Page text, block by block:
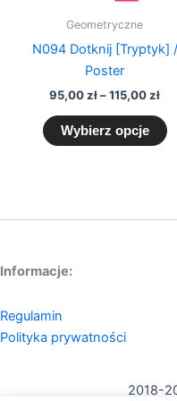
Geometryczne
N094 Dotknij [Tryptyk] /
Poster
95,00zł–115,00zł
Wybierz opcje
Informacje:
Regulamin
Polityka prywatności
2018-